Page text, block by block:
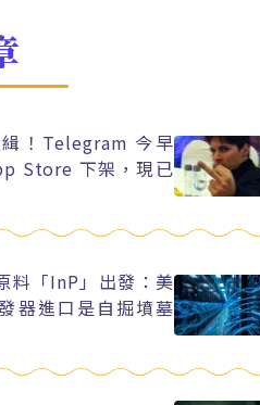
！Telegram 今早
Store 下架，現已
料「InP」出發：美
器進口是自掘墳墓